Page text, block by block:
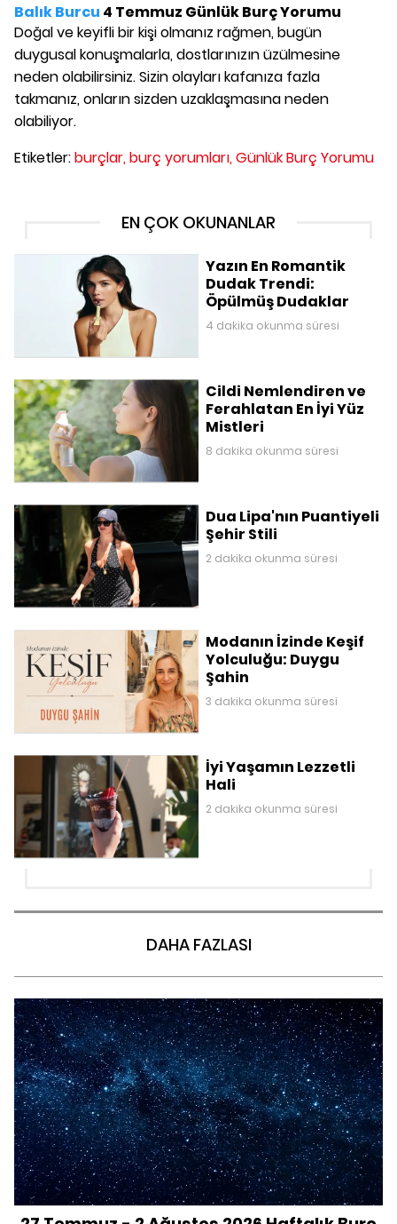
Balık Burcu 4 Temmuz Günlük Burç Yorumu
Doğal ve keyifli bir kişi olmanız rağmen, bugün
duygusal konuşmalarla, dostlarınızın üzülmesine
neden olabilirsiniz. Sizin olayları kafanıza fazla
takmanız, onların sizden uzaklaşmasına neden
olabiliyor.
Etiketler:burçlar, burç yorumları, Günlük Burç Yorumu
EN ÇOK OKUNANLAR
Yazın En Romantik
Dudak Trendi:
Öpülmüş Dudaklar
4 dakika okunma süresi
Cildi Nemlendiren ve
Ferahlatan En İyi Yüz
Mistleri
8 dakika okunma süresi
Dua Lipa'nın Puantiyeli
Şehir Stili
2 dakika okunma süresi
Modanın İzinde Keşif
Yolculuğu: Duygu
Şahin
3 dakika okunma süresi
İyi Yaşamın Lezzetli
Hali
2 dakika okunma süresi
DAHA FAZLASI